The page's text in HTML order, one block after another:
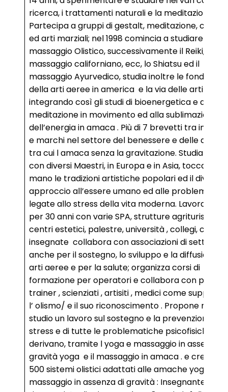
ricerca, i trattamenti naturali e la meditazione.
Partecipa a gruppi di gestalt, meditazione,
ed arti marziali; nel 1998 comincia a studiare
massaggio Olistico, successivamente il Reiki,
massaggio californiano, ecc, lo Shiatsu ed il
massaggio Ayurvedico, studia inoltre le
della arti aeree in america e la via delle arti
integrando così gli studi di bioenergetica e di
meditazione in movimento ed alla sublimazione
dell’energia in amaca . Più di 7 brevetti tra
e marchi nel settore del benessere e delle arti
tra cui l amaca senza la gravitazione. Studia e
con diversi Maestri, in Europa e in Asia, toccando
mano le tradizioni artistiche popolari ed il diverso
approccio all’essere umano ed alle
legate allo stress della vita moderna. Lavora,
per 30 anni con varie SPA, strutture agrituristiche,
centri estetici, palestre, università , collegi, come
insegnate collabora con associazioni di settore
anche per il sostegno, lo sviluppo e la diffusione
arti aeree e per la salute; organizza corsi di
formazione per operatori e collabora con
trainer , scienziati , artisiti , medici come
l’ olismo/ e il suo riconoscimento . Propone nel
studio un lavoro sul sostegno e la prevenzione
stress e di tutte le problematiche psicofisiche
derivano, tramite l yoga e massaggio in assenza di
gravità yoga e il massaggio in amaca . e crea più
500 sistemi olistici adattati alle amache yoga e
massaggio in assenza di gravità : Insegnante